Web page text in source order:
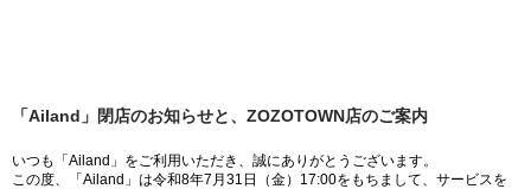
「Ailand」閉店のお知らせと、ZOZOTOWN店のご案内
いつも「Ailand」をご利用いただき、誠にありがとうございます。
この度、「Ailand」は令和8年7月31日（金）17:00をもちまして、サービスを